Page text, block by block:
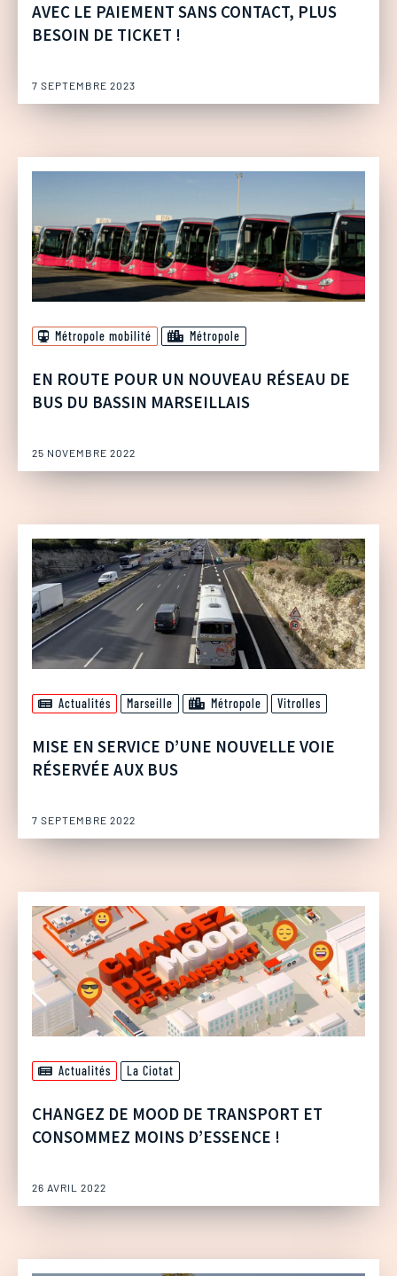
AVEC LE PAIEMENT SANS CONTACT, PLUS
BESOIN DE TICKET !
7 SEPTEMBRE 2023
Métropole mobilité Métropole
EN ROUTE POUR UN NOUVEAU RÉSEAU DE
BUS DU BASSIN MARSEILLAIS
25 NOVEMBRE 2022
Actualités Marseille Métropole Vitrolles
MISE EN SERVICE D’UNE NOUVELLE VOIE
RÉSERVÉE AUX BUS
7 SEPTEMBRE 2022
Actualités La Ciotat
CHANGEZ DE MOOD DE TRANSPORT ET
CONSOMMEZ MOINS D’ESSENCE !
26 AVRIL 2022